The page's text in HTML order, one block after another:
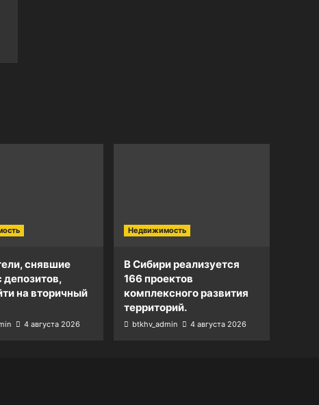
снявшие
депозитов,
на вторичный
4 августа 2026
Недвижимость
В Сибири реализуется
166 проектов
комплексного развития
территорий.
btkhv_admin 4 августа 2026